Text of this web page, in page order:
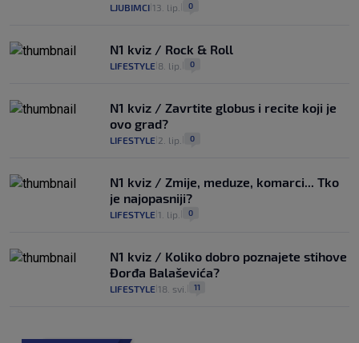
LJUBIMCI 13. lip. 0
N1 kviz / Rock & Roll
LIFESTYLE 8. lip. 0
N1 kviz / Zavrtite globus i recite koji je
ovo grad?
LIFESTYLE 2. lip. 0
N1 kviz / Zmije, meduze, komarci... Tko
je najopasniji?
LIFESTYLE 1. lip. 0
N1 kviz / Koliko dobro poznajete stihove
Đorđa Balaševića?
LIFESTYLE 18. svi. 11